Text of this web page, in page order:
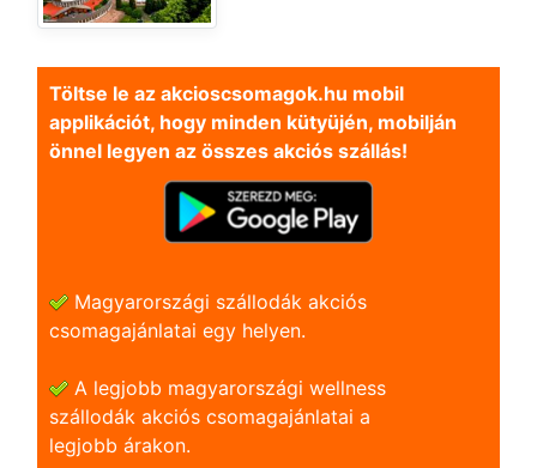
Töltse le az akcioscsomagok.hu mobil
applikációt, hogy minden kütyüjén, mobilján
önnel legyen az összes akciós szállás!
Magyarországi szállodák akciós
csomagajánlatai egy helyen.
A legjobb magyarországi wellness
szállodák akciós csomagajánlatai a
legjobb árakon.